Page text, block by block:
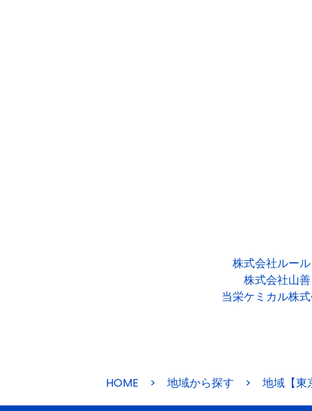
株式会社ルー
株式会社山善
当栄ケミカル株
HOME > 地域から探す > 地域【東